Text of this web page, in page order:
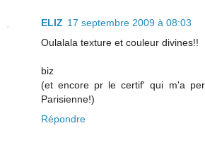
ELIZ 17 septembre 2009 à 08:03
Oulalala texture et couleur divines!!
biz
(et encore pr le certif' qui m'a
Parisienne!)
Répondre